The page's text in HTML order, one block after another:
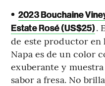
• 2023 Bouchaine
Estate Rosé (US$25).
de este productor en
Napa es de un color
exuberante y
sabor a fresa. No